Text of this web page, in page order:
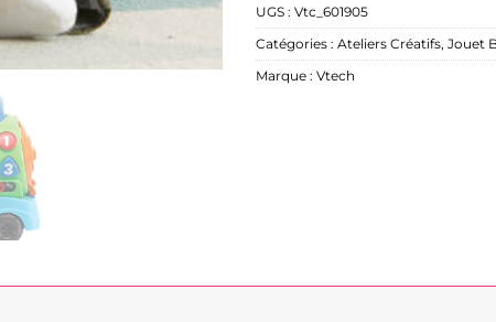
UGS : Vtc_601905
Catégories : Ateliers Créatifs, Jouet
Marque : Vtech